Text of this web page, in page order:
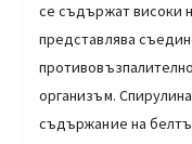
се съдържат високи
представлява
организъм.
съдържание на